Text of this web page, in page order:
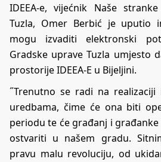
IDEEA-e, vijećnik Naše
Tuzla, Omer Berbić je uputio
mogu izvaditi elektronski
Gradske uprave Tuzla umjesto
prostorije IDEEA-E u Bijeljini.
˝Trenutno se radi na
uredbama, čime će ona biti
periodu te će građanj i
ostvariti u našem gradu.
pravu malu revoluciju, od